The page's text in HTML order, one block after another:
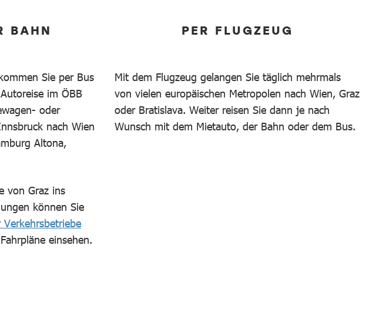
BAHN
Sie per Bus
im ÖBB
oder
nach Wien
Altona,
von Graz ins
können Sie
einsehen.
PER FLUGZEUG
Mit dem Flugzeug gelangen Sie täglich mehrmals
von vielen europäischen Metropolen nach Wien, Graz
oder Bratislava. Weiter reisen Sie dann je nach
Wunsch mit dem Mietauto, der Bahn oder dem Bus.